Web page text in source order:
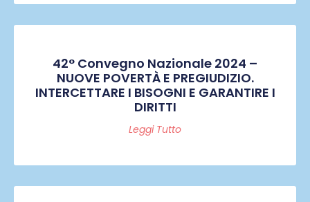
42° Convegno Nazionale 2024 –
NUOVE POVERTÀ E PREGIUDIZIO.
INTERCETTARE I BISOGNI E GARANTIRE I
DIRITTI
Leggi Tutto